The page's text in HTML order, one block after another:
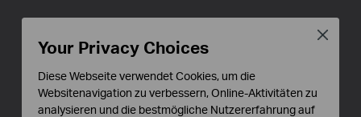
Schalten Sie auf grün mit Ihrem
Ethernet
Sie haben nun die Möglichkeit, sich für den grünen Weg
zu entscheiden, wenn Sie zu einem Gigabit-Netzwerk
Your Privacy Choices
Diese Webseite verwendet Cookies, um die
Websitenavigation zu verbessern, Online-Aktivitäten zu
analysieren und die bestmögliche Nutzererfahrung auf
Close